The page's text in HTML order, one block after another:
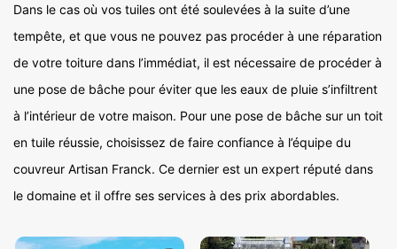
Dans le cas où vos tuiles ont été soulevées à la suite d’une
tempête, et que vous ne pouvez pas procéder à une réparation
de votre toiture dans l’immédiat, il est nécessaire de procéder à
une pose de bâche pour éviter que les eaux de pluie s’infiltrent
à l’intérieur de votre maison. Pour une pose de bâche sur un toit
en tuile réussie, choisissez de faire confiance à l’équipe du
couvreur Artisan Franck. Ce dernier est un expert réputé dans
le domaine et il offre ses services à des prix abordables.